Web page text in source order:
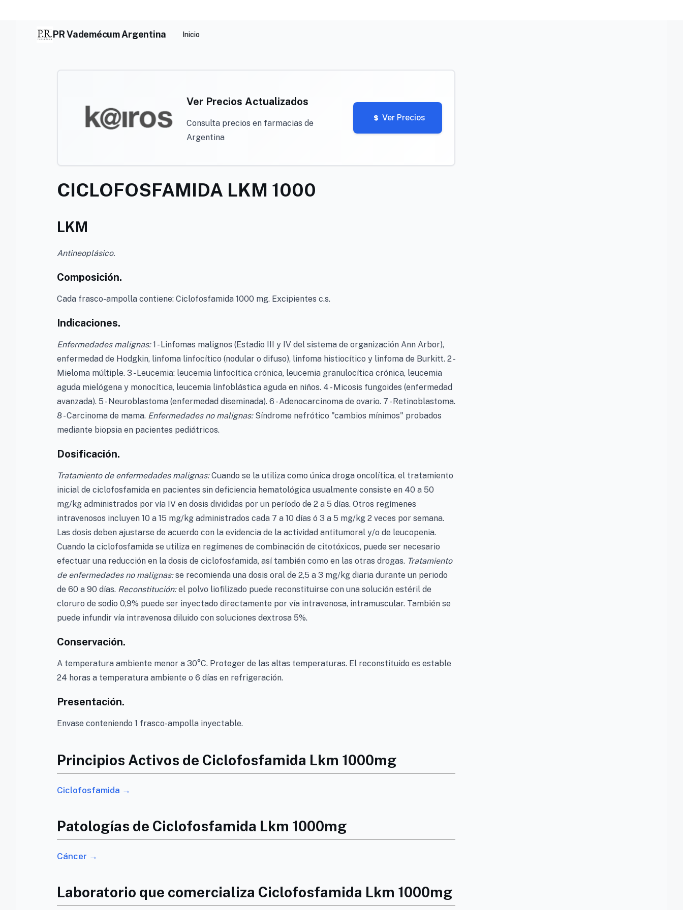
PR Vademécum Argentina Inicio
Ver Precios Actualizados
Consulta precios en farmacias de
Argentina
Ver Precios
CICLOFOSFAMIDA LKM 1000
LKM
Antineoplásico.
Composición.
Cada frasco-ampolla contiene: Ciclofosfamida 1000 mg. Excipientes c.s.
Indicaciones.
Enfermedades malignas:1 - Linfomas malignos (Estadio III y IV del sistema de organización Ann Arbor),
enfermedad de Hodgkin, linfoma linfocítico (nodular o difuso), linfoma histiocítico y linfoma de Burkitt. 2 -
Mieloma múltiple. 3 - Leucemia: leucemia linfocítica crónica, leucemia granulocítica crónica, leucemia
aguda mielógena y monocítica, leucemia linfoblástica aguda en niños. 4 - Micosis fungoides (enfermedad
avanzada). 5 - Neuroblastoma (enfermedad diseminada). 6 - Adenocarcinoma de ovario. 7 - Retinoblastoma.
8 - Carcinoma de mama. Enfermedades no malignas: Síndrome nefrótico "cambios mínimos" probados
mediante biopsia en pacientes pediátricos.
Dosificación.
Tratamiento de enfermedades malignas:Cuando se la utiliza como única droga oncolítica, el tratamiento
inicial de ciclofosfamida en pacientes sin deficiencia hematológica usualmente consiste en 40 a 50
mg/kg administrados por vía IV en dosis divididas por un período de 2 a 5 días. Otros regímenes
intravenosos incluyen 10 a 15 mg/kg administrados cada 7 a 10 días ó 3 a 5 mg/kg 2 veces por semana.
Las dosis deben ajustarse de acuerdo con la evidencia de la actividad antitumoral y/o de leucopenia.
Cuando la ciclofosfamida se utiliza en regímenes de combinación de citotóxicos, puede ser necesario
efectuar una reducción en la dosis de ciclofosfamida, así también como en las otras drogas. Tratamiento
de enfermedades no malignas:se recomienda una dosis oral de 2,5 a 3 mg/kg diaria durante un periodo
de 60 a 90 días. Reconstitución:el polvo liofilizado puede reconstituirse con una solución estéril de
cloruro de sodio 0,9% puede ser inyectado directamente por vía intravenosa, intramuscular. También se
puede infundir vía intravenosa diluido con soluciones dextrosa 5%.
Conservación.
A temperatura ambiente menor a 30°C. Proteger de las altas temperaturas. El reconstituido es estable
24 horas a temperatura ambiente o 6 días en refrigeración.
Presentación.
Envase conteniendo 1 frasco-ampolla inyectable.
Principios Activos de Ciclofosfamida Lkm 1000mg
Ciclofosfamida →
Patologías de Ciclofosfamida Lkm 1000mg
Cáncer →
Laboratorio que comercializa Ciclofosfamida Lkm 1000mg